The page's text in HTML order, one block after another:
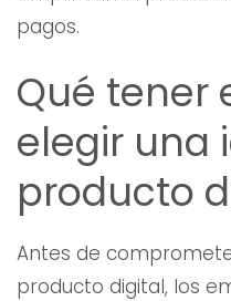
pagos.
Qué tener
elegir una
producto
Antes de
producto digital, los